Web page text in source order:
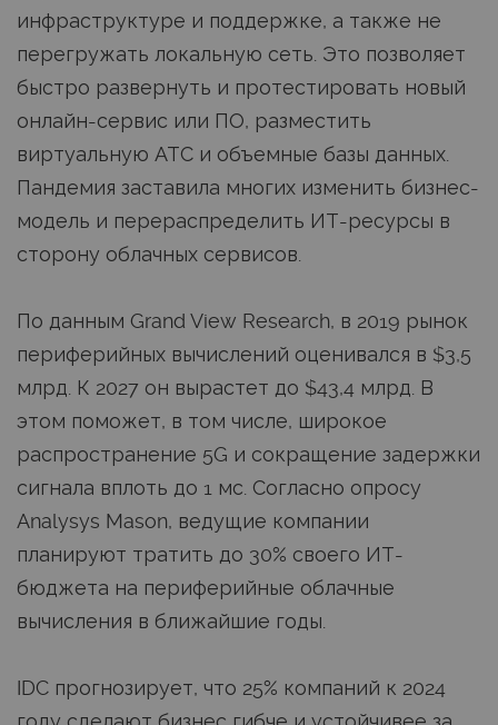
инфраструктуре и поддержке, а также не
перегружать локальную сеть. Это позволяет
быстро развернуть и протестировать новый
онлайн-сервис или ПО, разместить
виртуальную АТС и объемные базы данных.
Пандемия заставила многих изменить бизнес-
модель и перераспределить ИТ-ресурсы в
сторону облачных сервисов.
По данным Grand View Research, в 2019 рынок
периферийных вычислений оценивался в $3,5
млрд. К 2027 он вырастет до $43,4 млрд. В
этом поможет, в том числе, широкое
распространение 5G и сокращение задержки
сигнала вплоть до 1 мс. Согласно опросу
Analysys Mason, ведущие компании
планируют тратить до 30% своего ИТ-
бюджета на периферийные облачные
вычисления в ближайшие годы.
IDC прогнозирует, что 25% компаний к 2024